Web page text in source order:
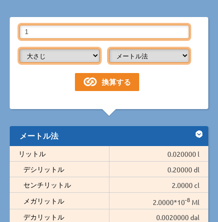
メートル法
リットル
0.020000 l
デシリットル
0.20000 dl
センチリットル
2.0000 cl
メガリットル
2.0000*10-8 Ml
デカリットル
0.0020000 dal